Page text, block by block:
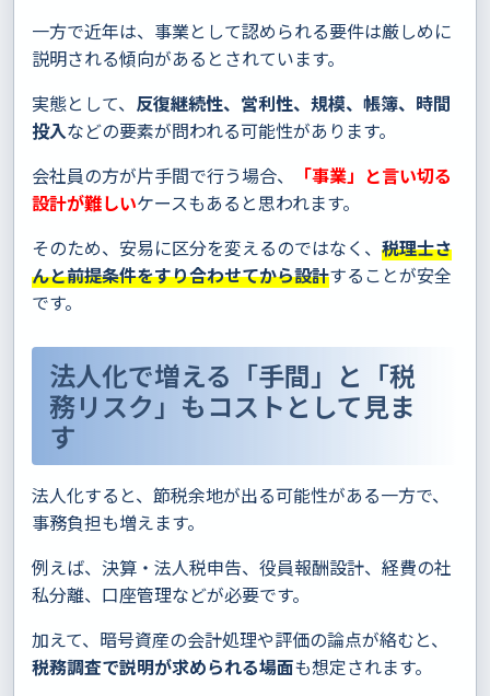
一方で近年は、事業として認められる要件は厳しめに
説明される傾向があるとされています。
実態として、 反復継続性、営利性、規模、帳簿、時間
投入などの要素が問われる可能性があります。
会社員の方が片手間で行う場合、
「事業」と言い切る
設計が難しいケースもあると思われます。
そのため、安易に区分を変えるのではなく、 税理士さ
んと前提条件をすり合わせてから設計することが安全
です。
法人化で増える「手間」と「税
務リスク」もコストとして見ま
す
法人化すると、節税余地が出る可能性がある一方で、
事務負担も増えます。
例えば、決算・法人税申告、役員報酬設計、経費の社
私分離、口座管理などが必要です。
加えて、暗号資産の会計処理や評価の論点が絡むと、
税務調査で説明が求められる場面も想定されます。